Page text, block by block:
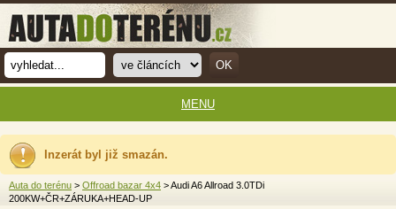
Inzerát byl již smazán.
Auta do terénu > Offroad bazar 4x4 > Audi A6 Allroad 3.0TDi
200KW+ČR+ZÁRUKA+HEAD-UP
MENU